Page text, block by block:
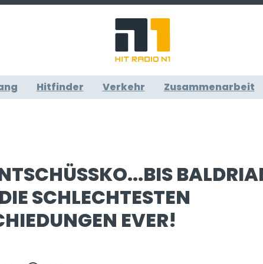
Hitfinder Verkehr Zusammenarbeit
SCHLECHTESTEN
EVER!